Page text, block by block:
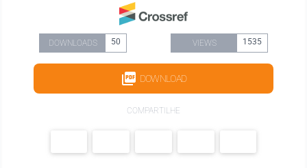
DOWNLOADS 50 VIEWS 1535
DOWNLOAD
COMPARTILHE